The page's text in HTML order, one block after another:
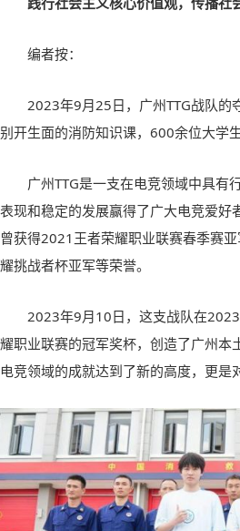
编者按：
2023年9月25日，广州TTG战队的
别开生面的消防知识课，600余位大学
广州TTG是一支在电竞领域中具有
表现和稳定的发展赢得了广大电竞爱
曾获得2021王者荣耀职业联赛春季赛
耀挑战者杯亚军等荣誉。
2023年9月10日，这支战队在
耀职业联赛的冠军奖杯，创造了广州本
电竞领域的成就达到了新的高度，更